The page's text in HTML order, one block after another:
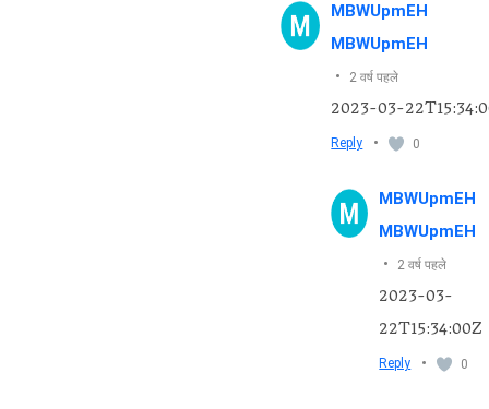
MBWUpmEH
MBWUpmEH
•
2 वर्ष पहले
2023-03-
Reply • 0
MBWUpmEH
MBWUpmEH
•
2 वर्ष पहले
2023-03-
22T15:34:00Z
Reply • 0